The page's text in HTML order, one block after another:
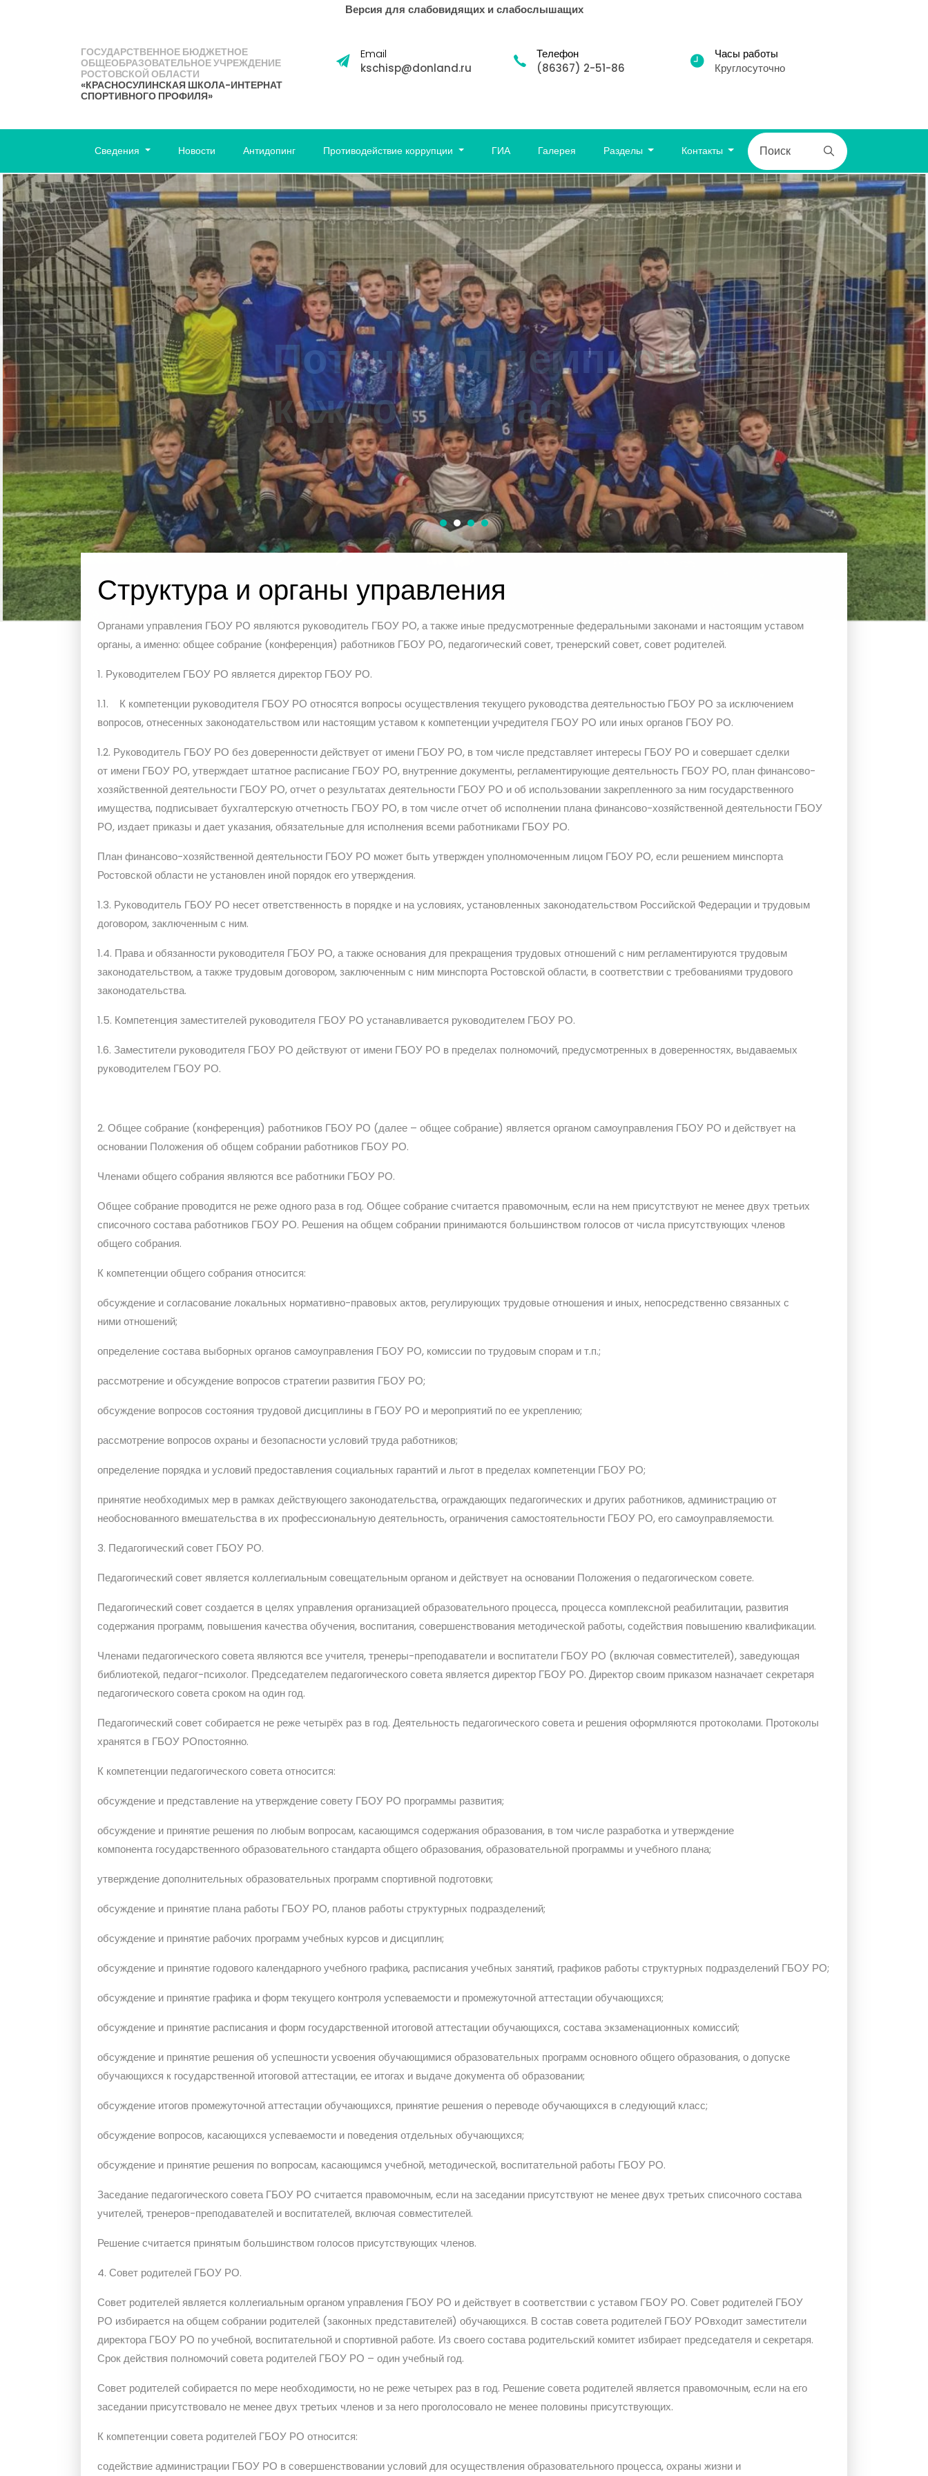
Версия для слабовидящих и слабослышащих
ГОСУДАРСТВЕННОЕ БЮДЖЕТНОЕ
ОБЩЕОБРАЗОВАТЕЛЬНОЕ УЧРЕЖДЕНИЕ
РОСТОВСКОЙ ОБЛАСТИ
«КРАСНОСУЛИНСКАЯ ШКОЛА-ИНТЕРНАТ
СПОРТИВНОГО ПРОФИЛЯ»
Email
kschisp@donland.ru
Телефон
(86367) 2-51-86
Часы работы
Круглосуточно
Сведения Новости Антидопинг Противодействие коррупции ГИА Галерея Разделы Контакты
Структура и органы управления
Органами управления ГБОУ РО являются руководитель ГБОУ РО, а также иные предусмотренные федеральными законами и настоящим уставом
органы, а именно: общее собрание (конференция) работников ГБОУ РО, педагогический совет, тренерский совет, совет родителей.
1. Руководителем ГБОУ РО является директор ГБОУ РО.
1.1. К компетенции руководителя ГБОУ РО относятся вопросы осуществления текущего руководства деятельностью ГБОУ РО за исключением
вопросов, отнесенных законодательством или настоящим уставом к компетенции учредителя ГБОУ РО или иных органов ГБОУ РО.
1.2. Руководитель ГБОУ РО без доверенности действует от имени ГБОУ РО, в том числе представляет интересы ГБОУ РО и совершает сделки
от имени ГБОУ РО, утверждает штатное расписание ГБОУ РО, внутренние документы, регламентирующие деятельность ГБОУ РО, план финансово-
хозяйственной деятельности ГБОУ РО, отчет о результатах деятельности ГБОУ РО и об использовании закрепленного за ним государственного
имущества, подписывает бухгалтерскую отчетность ГБОУ РО, в том числе отчет об исполнении плана финансово-хозяйственной деятельности ГБОУ
РО, издает приказы и дает указания, обязательные для исполнения всеми работниками ГБОУ РО.
План финансово-хозяйственной деятельности ГБОУ РО может быть утвержден уполномоченным лицом ГБОУ РО, если решением минспорта
Ростовской области не установлен иной порядок его утверждения.
1.3. Руководитель ГБОУ РО несет ответственность в порядке и на условиях, установленных законодательством Российской Федерации и трудовым
договором, заключенным с ним.
1.4. Права и обязанности руководителя ГБОУ РО, а также основания для прекращения трудовых отношений с ним регламентируются трудовым
законодательством, а также трудовым договором, заключенным с ним минспорта Ростовской области, в соответствии с требованиями трудового
законодательства.
1.5. Компетенция заместителей руководителя ГБОУ РО устанавливается руководителем ГБОУ РО.
1.6. Заместители руководителя ГБОУ РО действуют от имени ГБОУ РО в пределах полномочий, предусмотренных в доверенностях, выдаваемых
руководителем ГБОУ РО.
2. Общее собрание (конференция) работников ГБОУ РО (далее – общее собрание) является органом самоуправления ГБОУ РО и действует на
основании Положения об общем собрании работников ГБОУ РО.
Членами общего собрания являются все работники ГБОУ РО.
Общее собрание проводится не реже одного раза в год. Общее собрание считается правомочным, если на нем присутствуют не менее двух третьих
списочного состава работников ГБОУ РО. Решения на общем собрании принимаются большинством голосов от числа присутствующих членов
общего собрания.
К компетенции общего собрания относится:
обсуждение и согласование локальных нормативно-правовых актов, регулирующих трудовые отношения и иных, непосредственно связанных с
ними отношений;
определение состава выборных органов самоуправления ГБОУ РО, комиссии по трудовым спорам и т.п.;
рассмотрение и обсуждение вопросов стратегии развития ГБОУ РО;
обсуждение вопросов состояния трудовой дисциплины в ГБОУ РО и мероприятий по ее укреплению;
рассмотрение вопросов охраны и безопасности условий труда работников;
определение порядка и условий предоставления социальных гарантий и льгот в пределах компетенции ГБОУ РО;
принятие необходимых мер в рамках действующего законодательства, ограждающих педагогических и других работников, администрацию от
необоснованного вмешательства в их профессиональную деятельность, ограничения самостоятельности ГБОУ РО, его самоуправляемости.
3. Педагогический совет ГБОУ РО.
Педагогический совет является коллегиальным совещательным органом и действует на основании Положения о педагогическом совете.
Педагогический совет создается в целях управления организацией образовательного процесса, процесса комплексной реабилитации, развития
содержания программ, повышения качества обучения, воспитания, совершенствования методической работы, содействия повышению квалификации.
Членами педагогического совета являются все учителя, тренеры-преподаватели и воспитатели ГБОУ РО (включая совместителей), заведующая
библиотекой, педагог-психолог. Председателем педагогического совета является директор ГБОУ РО. Директор своим приказом назначает секретаря
педагогического совета сроком на один год.
Педагогический совет собирается не реже четырёх раз в год. Деятельность педагогического совета и решения оформляются протоколами. Протоколы
хранятся в ГБОУ РОпостоянно.
К компетенции педагогического совета относится:
обсуждение и представление на утверждение совету ГБОУ РО программы развития;
обсуждение и принятие решения по любым вопросам, касающимся содержания образования, в том числе разработка и утверждение
компонента государственного образовательного стандарта общего образования, образовательной программы и учебного плана;
утверждение дополнительных образовательных программ спортивной подготовки;
обсуждение и принятие плана работы ГБОУ РО, планов работы структурных подразделений;
обсуждение и принятие рабочих программ учебных курсов и дисциплин;
обсуждение и принятие годового календарного учебного графика, расписания учебных занятий, графиков работы структурных подразделений ГБОУ РО;
обсуждение и принятие графика и форм текущего контроля успеваемости и промежуточной аттестации обучающихся;
обсуждение и принятие расписания и форм государственной итоговой аттестации обучающихся, состава экзаменационных комиссий;
обсуждение и принятие решения об успешности усвоения обучающимися образовательных программ основного общего образования, о допуске
обучающихся к государственной итоговой аттестации, ее итогах и выдаче документа об образовании;
обсуждение итогов промежуточной аттестации обучающихся, принятие решения о переводе обучающихся в следующий класс;
обсуждение вопросов, касающихся успеваемости и поведения отдельных обучающихся;
обсуждение и принятие решения по вопросам, касающимся учебной, методической, воспитательной работы ГБОУ РО.
Заседание педагогического совета ГБОУ РО считается правомочным, если на заседании присутствуют не менее двух третьих списочного состава
учителей, тренеров-преподавателей и воспитателей, включая совместителей.
Решение считается принятым большинством голосов присутствующих членов.
4. Совет родителей ГБОУ РО.
Совет родителей является коллегиальным органом управления ГБОУ РО и действует в соответствии с уставом ГБОУ РО. Совет родителей ГБОУ
РО избирается на общем собрании родителей (законных представителей) обучающихся. В состав совета родителей ГБОУ РОвходит заместители
директора ГБОУ РО по учебной, воспитательной и спортивной работе. Из своего состава родительский комитет избирает председателя и секретаря.
Срок действия полномочий совета родителей ГБОУ РО – один учебный год.
Совет родителей собирается по мере необходимости, но не реже четырех раз в год. Решение совета родителей является правомочным, если на его
заседании присутствовало не менее двух третьих членов и за него проголосовало не менее половины присутствующих.
К компетенции совета родителей ГБОУ РО относится:
содействие администрации ГБОУ РО в совершенствовании условий для осуществления образовательного процесса, охраны жизни и